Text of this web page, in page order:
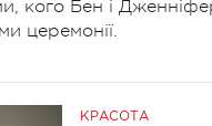
кого Бен і
церемонії.
КРАСОТА